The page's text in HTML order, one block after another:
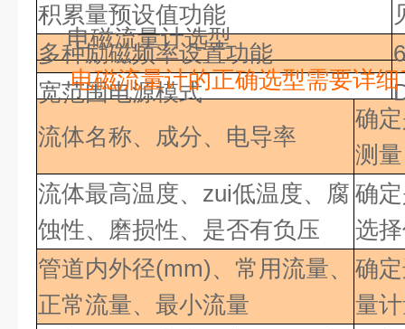
积累量预设值功能
多种励磁频率设置功能
宽范围电源模式
电磁流量计选型
电磁流量计的正确选型需要详
流体名称、成分、电导率
确
测量
流体最高温度、zui低温度、腐
蚀性、磨损性、是否有负压
确
选
管道内外径(mm)、常用流量、
正常流量、最小流量
确
量